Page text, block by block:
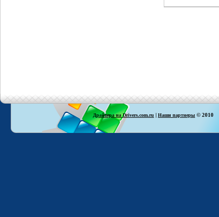
Драйвера на Drivers.com.ru | Наши партнеры © 2010